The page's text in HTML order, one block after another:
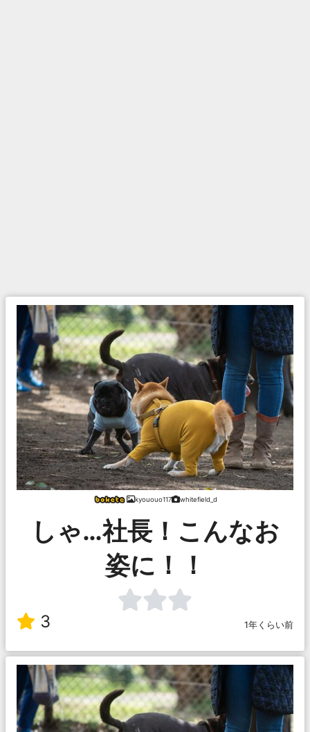
kyououo117 whitefield_d
しゃ…社長！こんなお
姿に！！
3 1年くらい前